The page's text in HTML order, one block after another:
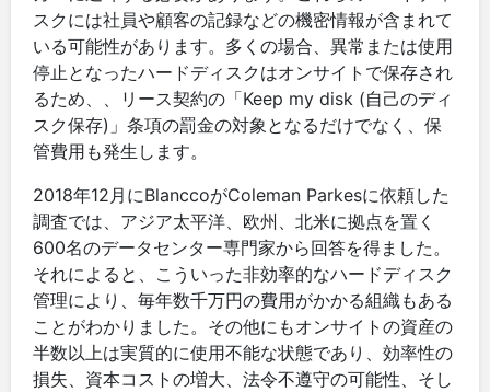
スクには社員や顧客の記録などの機密情報が含まれて
いる可能性があります。多くの場合、異常または使用
停止となったハードディスクはオンサイトで保存され
るため、、リース契約の「Keep my disk (自己のディ
スク保存)」条項の罰金の対象となるだけでなく、保
管費用も発生します。
2018年12月にBlanccoがColeman Parkesに依頼した
調査では、アジア太平洋、欧州、北米に拠点を置く
600名のデータセンター専門家から回答を得ました。
それによると、こういった非効率的なハードディスク
管理により、毎年数千万円の費用がかかる組織もある
ことがわかりました。その他にもオンサイトの資産の
半数以上は実質的に使用不能な状態であり、効率性の
損失、資本コストの増大、法令不遵守の可能性、そし